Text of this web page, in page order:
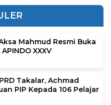
Mahmud Resmi Buka
XXXV
Takalar, Achmad
PIP Kepada 106 Pelajar